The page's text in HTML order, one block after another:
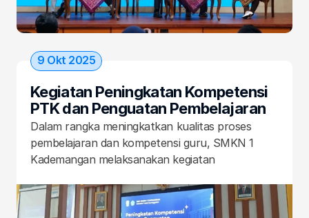
Kegiatan Peningkatan Kompetensi
PTK dan Penguatan Pembelajaran
Mendalam SMKN 1 Kademangan, 9
Oktober 2025
Dalam rangka meningkatkan kualitas proses
pembelajaran dan kompetensi guru, SMKN 1
Kademangan melaksanakan kegiatan
Tenaga Kependidikan) serta Penguatan
Pembelajaran Mendalam (Deep Learning) pada
9 Okt 2025